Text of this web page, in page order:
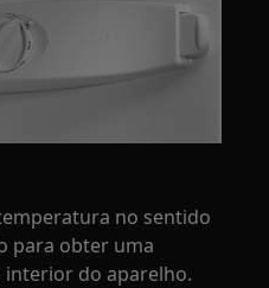
no sentido
para obter uma
do aparelho.